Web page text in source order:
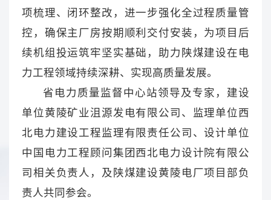
项梳理、闭环整改，进一步强化全过程质量管
控，确保主厂房按期顺利交付安装，为项目后
续机组投运筑牢坚实基础，助力陕煤建设在电
力工程领域持续深耕、实现高质量发展。
省电力质量监督中心站领导及专家，建设
单位黄陵矿业沮源发电有限公司、监理单位西
北电力建设工程监理有限责任公司、设计单位
中国电力工程顾问集团西北电力设计院有限公
司相关负责人，及陕煤建设黄陵电厂项目部负
责人共同参会。